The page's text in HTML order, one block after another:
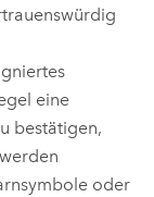
eine
bestätigen,
oder